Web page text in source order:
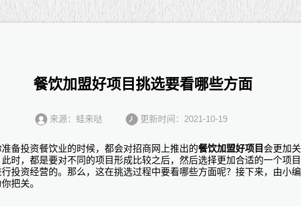
餐饮加盟好项目挑选要看哪些方面
来源：蛙来哒 更新时间：2021-10-19
准备投资餐饮业的时候，都会对招商网上推出的餐饮加盟好项目 会更加关
时，都是要对不同的项目形成比较之后，然后选择更加合适的一个项目
投资经营的。那么，这在挑选过程中要看哪些方面呢？接下来，由小编
把关。